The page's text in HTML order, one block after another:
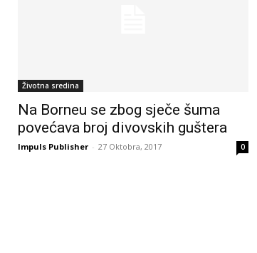
Životna sredina
Na Borneu se zbog sječe šuma
povećava broj divovskih guštera
Impuls Publisher - 27 Oktobra, 2017 0